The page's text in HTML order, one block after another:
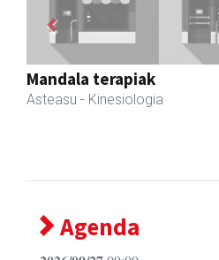
Bixente Otegi Lizaso S. L.
Asteasu - Asfaltoak
Previous
Agenda
2026/09/2709:00